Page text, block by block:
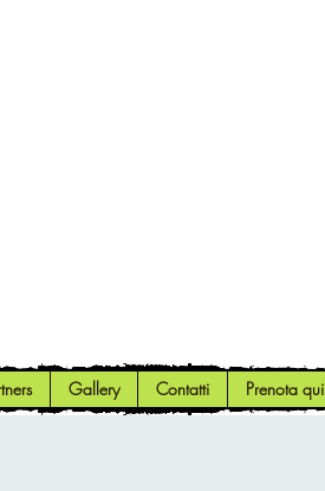
Gallery Contatti Prenota qui